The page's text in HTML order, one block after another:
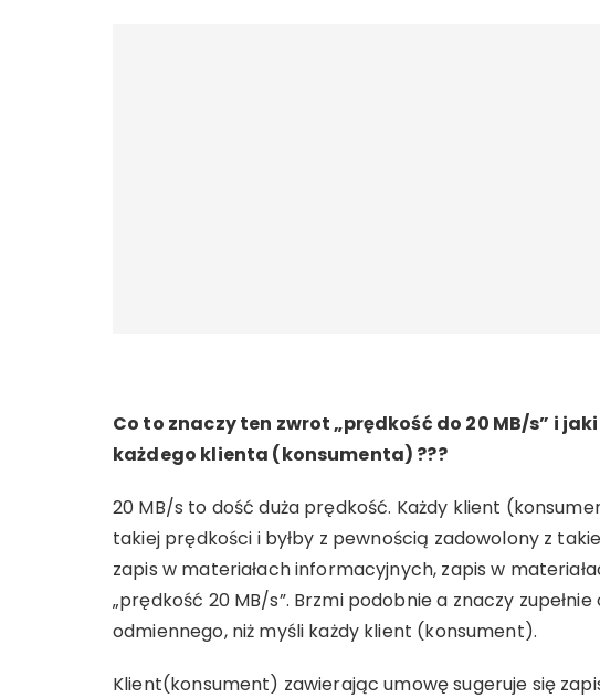
Co to znaczy ten zwrot „prędkość do 20 MB/s” i
każdego klienta (konsumenta) ???
20 MB/s to dość duża prędkość. Każdy klient
takiej prędkości i byłby z pewnością zadowolony z
zapis w materiałach informacyjnych, zapis w
„prędkość 20 MB/s”. Brzmi podobnie a znaczy
odmiennego, niż myśli każdy klient (konsument).
Klient(konsument) zawierając umowę sugeruje się